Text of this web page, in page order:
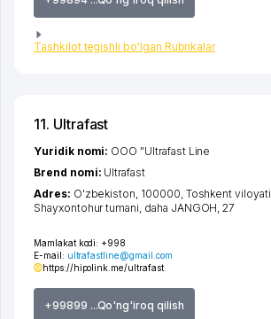
Tashkilot tegishli bo'lgan Rubrikalar
11. Ultrafast
Mamlakat kodi: +998
E-mail: ultrafastline@gmail.com
https://hipolink.me/ultrafast
+99899 ...Qo'ng'iroq qilish
Yuridik nomi: ООО "Ultrafast Line
Brend nomi: Ultrafast
Adres: O'zbekiston, 100000, Toshkent viloyati
Shayxontohur tumani daha JANGOH , 27